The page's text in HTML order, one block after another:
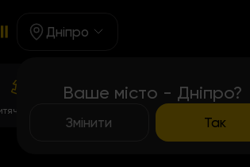
Дніпро
Ваше місто - Дніпро?
Змінити Так
Меню